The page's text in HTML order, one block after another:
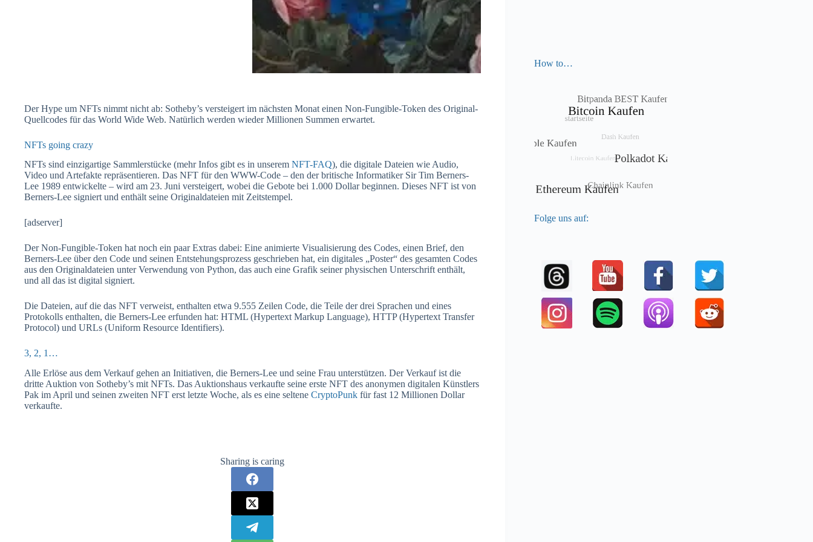
Der Hype um NFTs nimmt nicht ab: Sotheby’s versteigert im nächsten Monat einen Non-Fungible-Token des Original-
Quellcodes für das World Wide Web. Natürlich werden wieder Millionen Summen erwartet.
NFTs going crazy
NFTs sind einzigartige Sammlerstücke (mehr Infos gibt es in unserem NFT-FAQ), die digitale Dateien wie Audio,
Video und Artefakte repräsentieren. Das NFT für den WWW-Code – den der britische Informatiker Sir Tim Berners-
Lee 1989 entwickelte – wird am 23. Juni versteigert, wobei die Gebote bei 1.000 Dollar beginnen. Dieses NFT ist von
Berners-Lee signiert und enthält seine Originaldateien mit Zeitstempel.
[adserver]
Der Non-Fungible-Token hat noch ein paar Extras dabei: Eine animierte Visualisierung des Codes, einen Brief, den
Berners-Lee über den Code und seinen Entstehungsprozess geschrieben hat, ein digitales „Poster“ des gesamten Codes
aus den Originaldateien unter Verwendung von Python, das auch eine Grafik seiner physischen Unterschrift enthält,
und all das ist digital signiert.
Die Dateien, auf die das NFT verweist, enthalten etwa 9.555 Zeilen Code, die Teile der drei Sprachen und eines
Protokolls enthalten, die Berners-Lee erfunden hat: HTML (Hypertext Markup Language), HTTP (Hypertext Transfer
Protocol) und URLs (Uniform Resource Identifiers).
3, 2, 1…
Alle Erlöse aus dem Verkauf gehen an Initiativen, die Berners-Lee und seine Frau unterstützen. Der Verkauf ist die
dritte Auktion von Sotheby’s mit NFTs. Das Auktionshaus verkaufte seine erste NFT des anonymen digitalen Künstlers
Pak im April und seinen zweiten NFT erst letzte Woche, als es eine seltene CryptoPunk für fast 12 Millionen Dollar
verkaufte.
Sharing is caring
How to…
Folge uns auf: